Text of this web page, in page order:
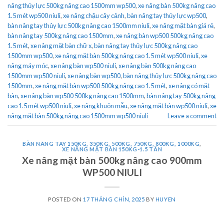
nâng thủy lực 500kg nâng cao 1500mm wp500,xe nâng bàn 500kg nâng cao
1.5 mét wp500 niuli,xe nâng chậu cây cảnh,bàn nâng tay thủy lực wp500,
bàn nâng tay thủy lực 500kg nâng cao 1500mm niuli,xe nâng mặt bàn giá rẻ,
bàn nâng tay 500kg nâng cao 1500mm,xe nâng bàn wp500 500kg nâng cao
1.5 mét,xe nâng mặt bàn chữ x,bàn nâng tay thủy lực 500kg nâng cao
1500mm wp500,xe nâng mặt bàn 500kg nâng cao 1.5 mét wp500 niuli,xe
nâng máy móc,xe nâng bàn wp500 niuli,xe nâng bàn 500kg nâng cao
1500mm wp500 niuli,xe nâng bàn wp500,bàn nâng thủy lực 500kg nâng cao
1500mm,xe nâng mặt bàn wp500 500kg nâng cao 1.5 mét,xe nâng có mặt
bàn,xe nâng bàn wp500 500kg nâng cao 1500mm,bàn nâng tay 500kg nâng
cao 1.5 mét wp500 niuli,xe nâng khuôn mẫu,xe nâng mặt bàn wp500 niuli,xe
nâng mặt bàn 500kg nâng cao 1500mm wp500 niuli
Leave a comment
BÀN NÂNG TAY 150KG, 350KG, 500KG, 750KG, 800KG, 1000KG
XE NÂNG MẶT BÀN 150KG-1.5 TẤN
Xe nâng mặt bàn 500kg nâng cao 900mm
WP500 NIULI
POSTED ON 17 THÁNG CHÍN, 2025 BY HUYEN